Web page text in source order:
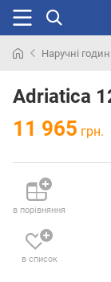
раніше
Наручні
Adriatica
11 965 грн.
в порівняння
в список